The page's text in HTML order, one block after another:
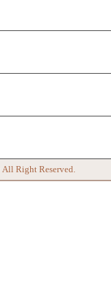
All Right Reserved.